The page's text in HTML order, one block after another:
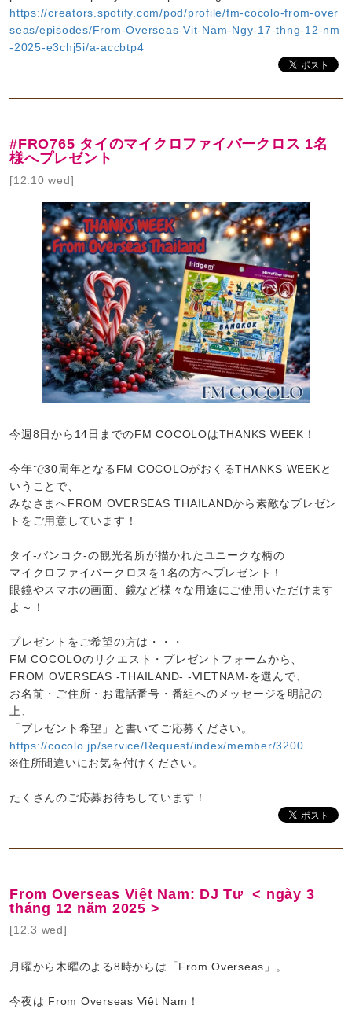
https://creators.spotify.com/pod/profile/fm-cocolo-from-over
seas/episodes/From-Overseas-Vit-Nam-Ngy-17-thng-12-nm
-2025-e3chj5i/a-accbtp4
#FRO765 タイのマイクロファイバークロス 1名
様へプレゼント
[12.10 wed]
今週8日から14日までのFM COCOLOはTHANKS WEEK！
今年で30周年となるFM COCOLOがおくるTHANKS WEEKと
いうことで、
みなさまへFROM OVERSEAS THAILANDから素敵なプレゼン
トをご用意しています！
タイ-バンコク-の観光名所が描かれたユニークな柄の
マイクロファイバークロスを1名の方へプレゼント！
眼鏡やスマホの画面、鏡など様々な用途にご使用いただけます
よ～！
プレゼントをご希望の方は・・・
FM COCOLOのリクエスト・プレゼントフォームから、
FROM OVERSEAS -THAILAND- -VIETNAM-を選んで、
お名前・ご住所・お電話番号・番組へのメッセージを明記の
上、
「プレゼント希望」と書いてご応募ください。
https://cocolo.jp/service/Request/index/member/3200
※住所間違いにお気を付けください。
たくさんのご応募お待ちしています！
From Overseas Việt Nam: DJ Tư < ngày 3
tháng 12 năm 2025 >
[12.3 wed]
月曜から木曜のよる8時からは「From Overseas」。
今夜は From Overseas Viêt Nam！